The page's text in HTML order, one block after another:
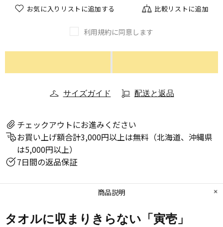
お気に入りリストに追加する 比較リストに追加
利用規約に同意します
サイズガイド 配送と返品
チェックアウトにお進みください
お買い上げ額合計3,000円以上は無料（北海道、沖縄県
は5,000円以上）
7日間の返品保証
商品説明
タオルに収まりきらない「寅壱」